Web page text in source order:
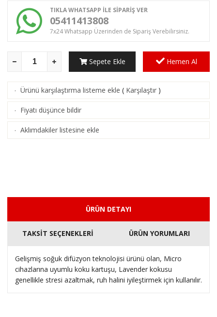
TIKLA WHATSAPP İLE SİPARİŞ VER
05411413808
7x24 Whatsapp Üzerinden de Sipariş Verebilirsiniz.
Sepete Ekle Hemen Al
· Ürünü karşılaştırma listeme ekle ( Karşılaştır )
· Fiyatı düşünce bildir
· Aklımdakiler listesine ekle
ÜRÜN DETAYI
TAKSİT SEÇENEKLERİ ÜRÜN YORUMLARI
Gelişmiş soğuk difüzyon teknolojisi ürünü olan, Micro
cihazlarına uyumlu koku kartuşu, Lavender kokusu
genellikle stresi azaltmak, ruh halini iyileştirmek için kullanılır.